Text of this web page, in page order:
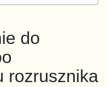
do
rozrusznika